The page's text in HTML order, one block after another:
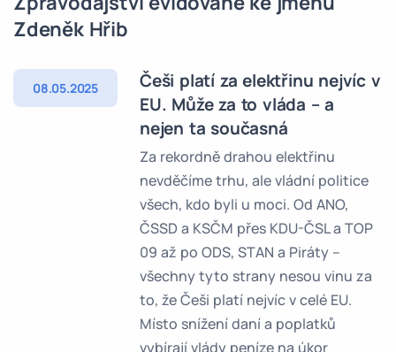
Zdeněk Hřib
08.05.2025
Češi platí za elektřinu nejvíc v
EU. Může za to vláda – a
nejen ta současná
Za rekordně drahou elektřinu
nevděčíme trhu, ale vládní politice
všech, kdo byli u moci. Od ANO,
ČSSD a KSČM přes KDU-ČSL a TOP
09 až po ODS, STAN a Piráty –
všechny tyto strany nesou vinu za
to, že Češi platí nejvíc v celé EU.
Místo snížení daní a poplatků
vybírají vlády peníze na úkor